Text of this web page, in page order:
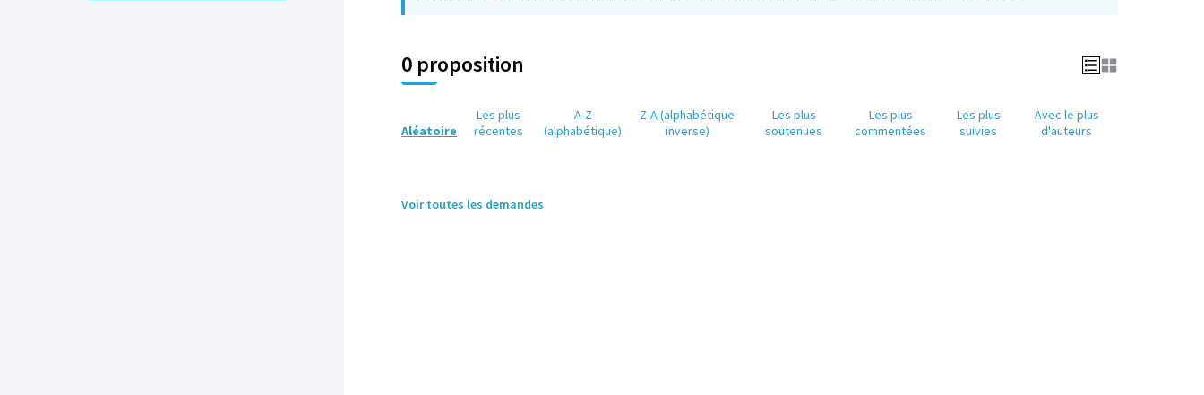
0 proposition
Aléatoire
Les plus
récentes
A-Z
(alphabétique)
Z-A (alphabétique
inverse)
Les plus
soutenues
Les plus
commentées
Les plus
suivies
Avec le plus
d'auteurs
Voir toutes les demandes